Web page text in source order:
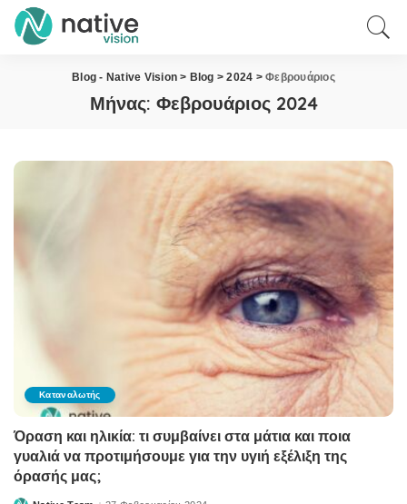
Blog - Native Vision > Blog >2024 >Φεβρουάριος
Μήνας: Φεβρουάριος 2024
Καταναλωτής
Όραση και ηλικία: τι συμβαίνει στα μάτια και ποια
γυαλιά να προτιμήσουμε για την υγιή εξέλιξη της
όρασής μας;